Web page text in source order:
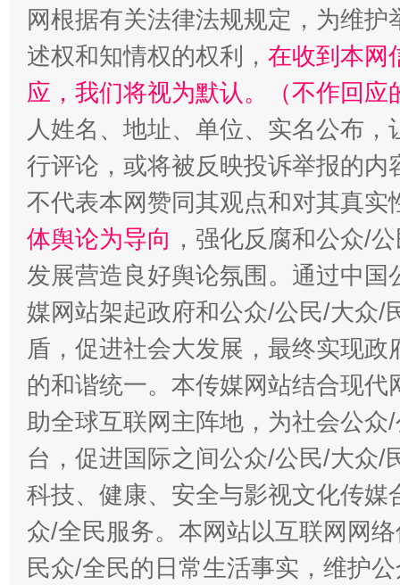
招工难、用工荒背后
网根据有关法律法规规定，为维
述权和知情权的权利， 在收到本网
应，我们将视为默认。（不作回应
人姓名、地址、单位、实名公布
行评论，或将被反映投诉举报的
不代表本网赞同其观点和对其真实
体舆论为导向 ，强化反腐和公众/
发展营造良好舆论氛围。通过中
媒网站架起政府和公众/公民/大众/
盾，促进社会大发展，最终实现
的和谐统一。本传媒网站结合现
助全球互联网主阵地，为社会公
台，促进国际之间公众/公民/大众/
科技、健康、安全与影视文化传
众/全民服务。本网站以互联网网
民众/全民的日常生活事实，维护